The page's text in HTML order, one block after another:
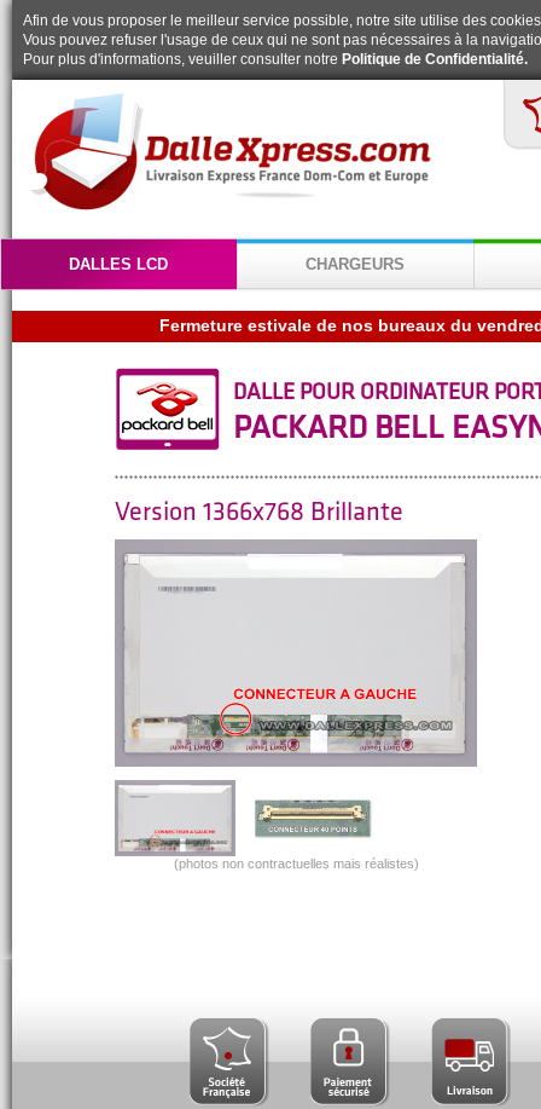
Afin de vous proposer le meilleur service possible, notre site utilise des
Vous pouvez refuser l'usage de ceux qui ne sont pas nécessaires à la
Pour plus d'informations, veuiller consulter notre Politique de Confidentialité.
DALLES LCD CHARGEURS
DALLE POUR ORDINATEUR
PACKARD BELL
Version 1366x768 Brillante
(photos non contractuelles mais réalistes)